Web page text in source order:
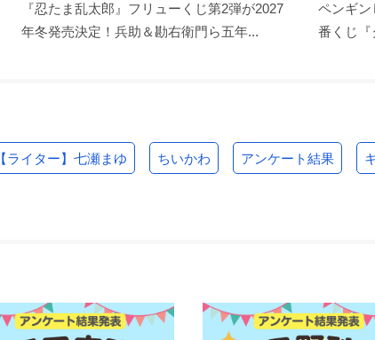
『忍たま乱太郎』フリューくじ第2弾が2027
年冬発売決定！兵助＆勘右衛門ら五年...
ペンギン
番くじ『
【ライター】七瀬まゆ ちいかわ アンケート結果